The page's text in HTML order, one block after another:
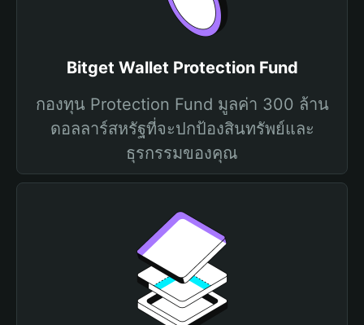
Bitget Wallet Protection Fund
กองทุน Protection Fund มูลค่า 300 ล้าน
ดอลลาร์สหรัฐที่จะปกป้องสินทรัพย์และ
ธุรกรรมของคุณ